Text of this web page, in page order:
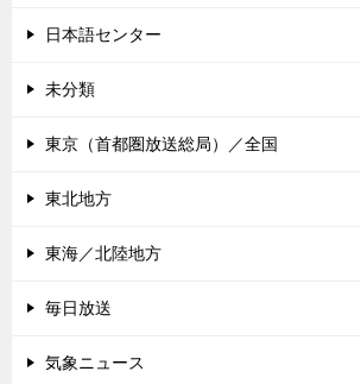
日本語センター
未分類
東京（首都圏放送総局）／全国
東北地方
東海／北陸地方
毎日放送
気象ニュース